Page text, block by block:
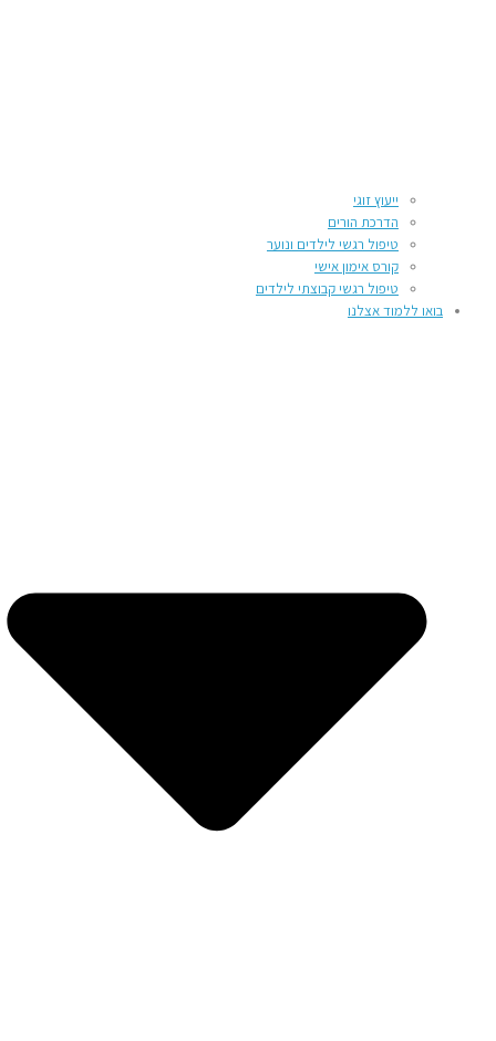
ייעוץ זוגי
הדרכת הורים
טיפול רגשי לילדים ונוער
קורס אימון אישי
טיפול רגשי קבוצתי לילדים
בואו ללמוד אצלנו